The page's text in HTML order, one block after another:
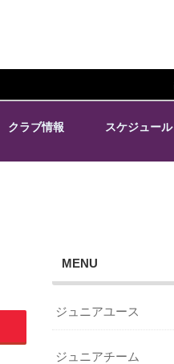
クラブ情報 スケジュール
MENU
ジュニアユース
ジュニアチーム